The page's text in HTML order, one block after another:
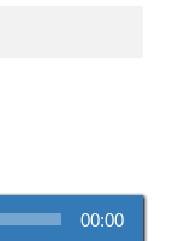
00:00